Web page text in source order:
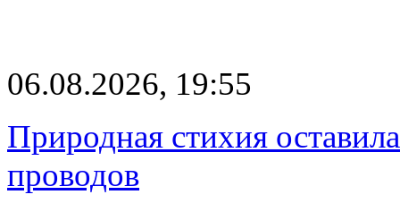
06.08.2026, 19:55
Природная стихия
проводов